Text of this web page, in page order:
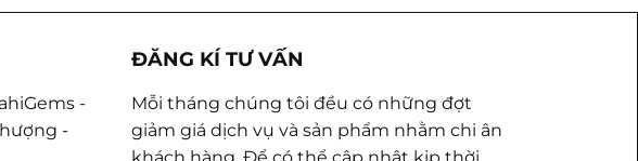
-
-
ĐĂNG KÍ TƯ VẤN
Mỗi tháng chúng tôi đều có những đợt
giảm giá dịch vụ và sản phẩm nhằm chi ân